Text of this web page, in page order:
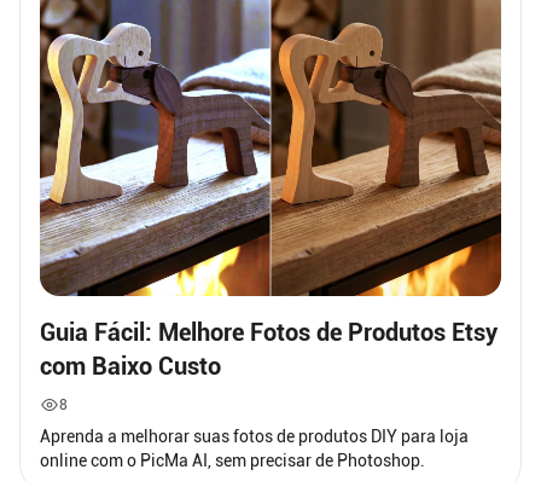
Guia Fácil: Melhore Fotos de Produtos Etsy
com Baixo Custo
8
Aprenda a melhorar suas fotos de produtos DIY para loja
online com o PicMa AI, sem precisar de Photoshop.